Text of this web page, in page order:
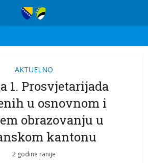
AKTUELNO
1. Prosvjetarijada
u osnovnom i
obrazovanju u
kantonu
2 godine ranije